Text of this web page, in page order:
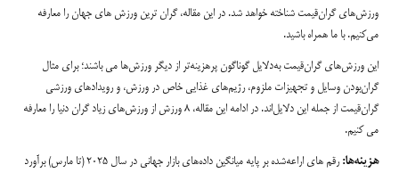
ورزش‌های گران‌قیمت شناخته خواهد شد. در این مقاله، گران ترین ورزش های جهان را معارفه
می‌کنیم. با ما همراه باشید.
این ورزش‌های گران‌قیمت به‌دلایل گوناگون پرهزینه‌تر از دیگر ورزش‌ها می باشند؛ برای مثال
گران‌بودن وسایل و تجهیزات ملزوم، رژیم‌های غذایی خاص در ورزش، و رویدادهای ورزشی
گران‌قیمت از جمله این دلایل‌اند. در ادامه این مقاله، ۸ ورزش از ورزش‌های زیاد گران دنیا را معارفه
می کنیم.
هزینه‌ها:
رقم های اراعه‌شده بر پایه میانگین داده‌های بازار جهانی در سال ۲۰۲۵ (تا مارس) برآورد